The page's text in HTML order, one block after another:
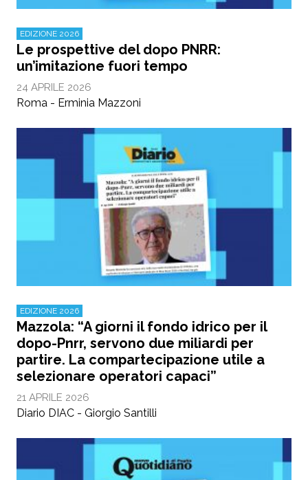
EDIZIONE 2026
Le prospettive del dopo PNRR:
un’imitazione fuori tempo
24 APRILE 2026
Roma - Erminia Mazzoni
EDIZIONE 2026
Mazzola: “A giorni il fondo idrico per il
dopo-Pnrr, servono due miliardi per
partire. La compartecipazione utile a
selezionare operatori capaci”
21 APRILE 2026
Diario DIAC - Giorgio Santilli